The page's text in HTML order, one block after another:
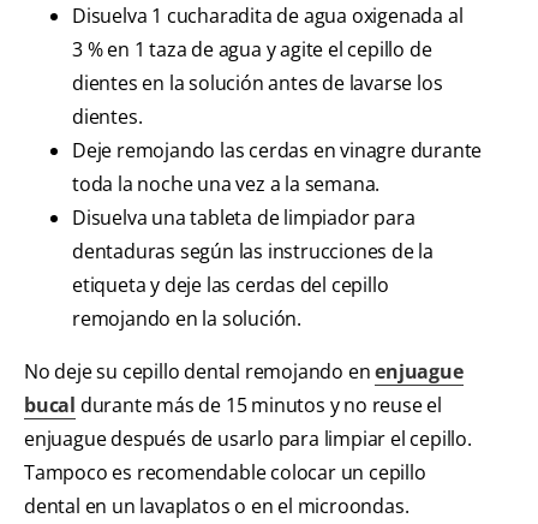
Disuelva 1 cucharadita de agua oxigenada al
3 % en 1 taza de agua y agite el cepillo de
dientes en la solución antes de lavarse los
dientes.
Deje remojando las cerdas en vinagre durante
toda la noche una vez a la semana.
Disuelva una tableta de limpiador para
dentaduras según las instrucciones de la
etiqueta y deje las cerdas del cepillo
remojando en la solución.
No deje su cepillo dental remojando enenjuague
bucal durante más de 15 minutos y no reuse el
enjuague después de usarlo para limpiar el cepillo.
Tampoco es recomendable colocar un cepillo
dental en un lavaplatos o en el microondas.